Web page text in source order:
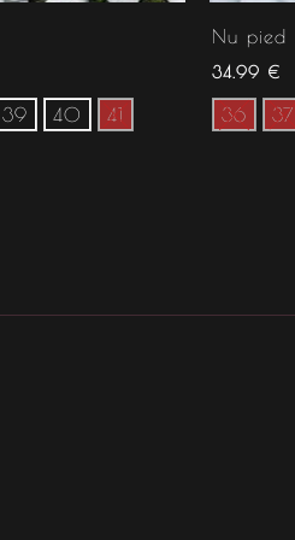
39 40 41
Nu pied
34.99 €
36 37